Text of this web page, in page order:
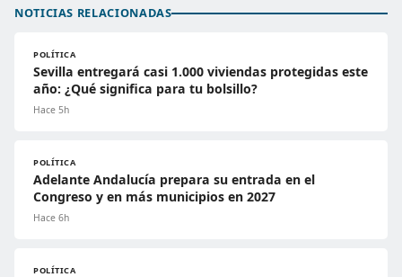
NOTICIAS RELACIONADAS
POLÍTICA
Sevilla entregará casi 1.000 viviendas protegidas este
año: ¿Qué significa para tu bolsillo?
Hace 5h
POLÍTICA
Adelante Andalucía prepara su entrada en el
Congreso y en más municipios en 2027
Hace 6h
POLÍTICA